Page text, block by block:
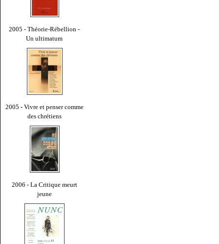
2005 - Théorie-Rébellion -
Un ultimatum
2005 - Vivre et penser comme
des chrétiens
2006 - La Critique meurt
jeune